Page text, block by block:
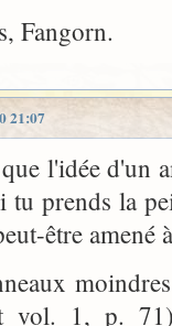
Fangorn.
21:07
l'idée d'un
tu prends la
être
vol. 1, p.